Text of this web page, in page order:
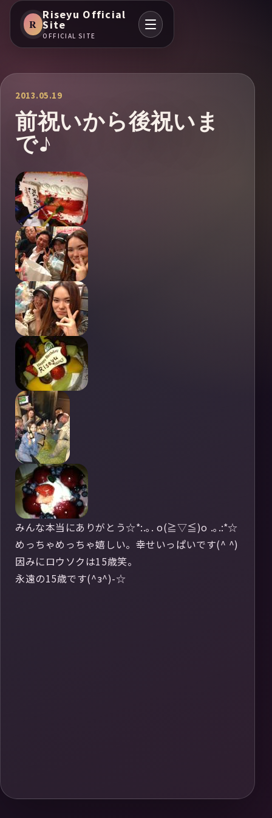
R
Riseyu Official
Site
OFFICIAL SITE
2013.05.19
前祝いから後祝いま
で♪
みんな本当にありがとう☆*:.｡. o(≧▽≦)o .｡.:*☆
めっちゃめっちゃ嬉しい。幸せいっぱいです(^ ^)
因みにロウソクは15歳笑。
永遠の15歳です(^з^)-☆